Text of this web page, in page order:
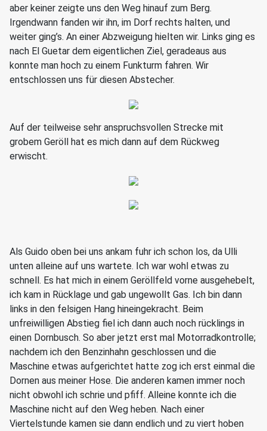
aber keiner zeigte uns den Weg hinauf zum Berg.
Irgendwann fanden wir ihn, im Dorf rechts halten, und
weiter ging’s. An einer Abzweigung hielten wir. Links ging es
nach El Guetar dem eigentlichen Ziel, geradeaus aus
konnte man hoch zu einem Funkturm fahren. Wir
entschlossen uns für diesen Abstecher.
Auf der teilweise sehr anspruchsvollen Strecke mit
grobem Geröll hat es mich dann auf dem Rückweg
erwischt.
Als Guido oben bei uns ankam fuhr ich schon los, da Ulli
unten alleine auf uns wartete. Ich war wohl etwas zu
schnell. Es hat mich in einem Geröllfeld vorne ausgehebelt,
ich kam in Rücklage und gab ungewollt Gas. Ich bin dann
links in den felsigen Hang hineingekracht. Beim
unfreiwilligen Abstieg fiel ich dann auch noch rücklings in
einen Dornbusch. So aber jetzt erst mal Motorradkontrolle;
nachdem ich den Benzinhahn geschlossen und die
Maschine etwas aufgerichtet hatte zog ich erst einmal die
Dornen aus meiner Hose. Die anderen kamen immer noch
nicht obwohl ich schrie und pfiff. Alleine konnte ich die
Maschine nicht auf den Weg heben. Nach einer
Viertelstunde kamen sie dann endlich und zu viert hoben